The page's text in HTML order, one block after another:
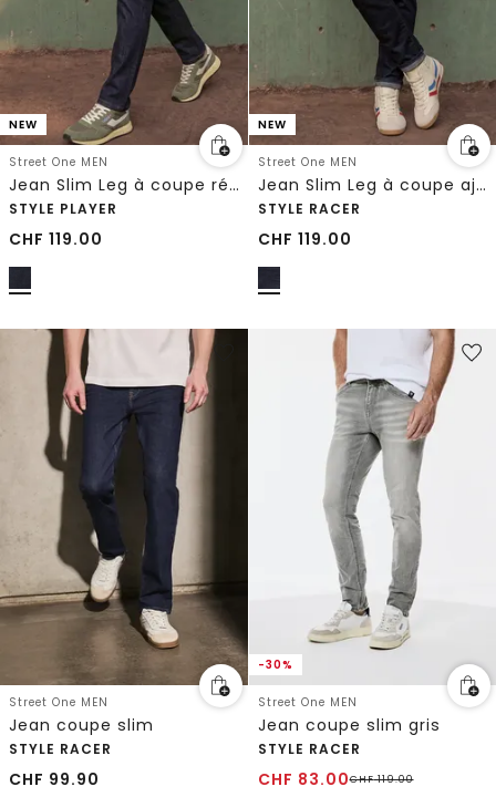
NEW
Street One MEN
Jean Slim Leg à coupe régulière
STYLE PLAYER
CHF 119.00
NEW
Street One MEN
Jean Slim Leg à coupe ajustée
STYLE RACER
CHF 119.00
Street One MEN
Jean coupe slim
STYLE RACER
CHF 99.90
-30%
Street One MEN
Jean coupe slim gris
STYLE RACER
CHF 83.00CHF119.00